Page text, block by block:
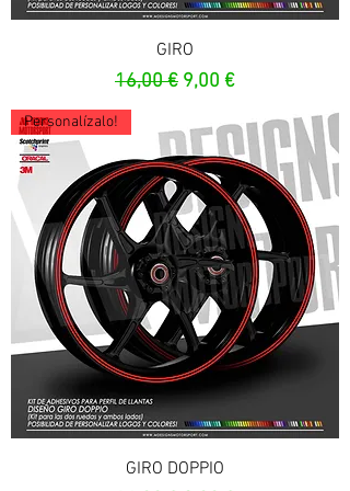
GIRO
Prix original
16,00 € Prix promotionnel
9,00 €
Personalízalo!
GIRO DOPPIO